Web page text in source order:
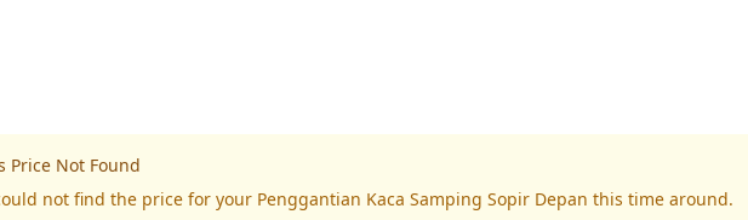
Price Not Found
not find the price for your Penggantian Kaca Samping Sopir Depan this time around.